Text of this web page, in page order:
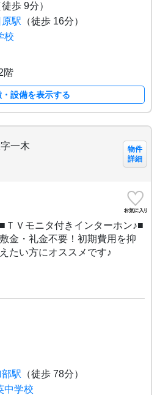
徒歩 9分）
駅 （徒歩 16分）
校
階
・設備を表示する
一木
物件
詳細
■ＴＶモニタ付きインターホン♪■
敷金・礼金不要！初期費用を抑
えたい方にオススメです♪
駅 （徒歩 78分）
中学校